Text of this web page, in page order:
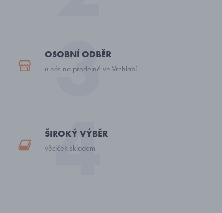
OSOBNÍ ODBĚR
u nás na prodejně ve Vrchlabí
ŠIROKÝ VÝBĚR
věciček skladem